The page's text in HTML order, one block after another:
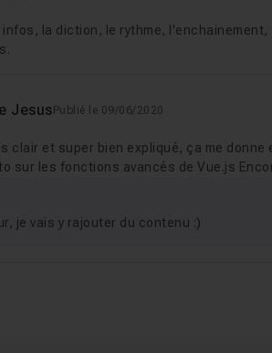
39m45
la diction, le rythme,
Jesus Publié le 09/06/2020
clair et super bien expliqué, ça me donne
sur les fonctions avancés de Vue.js
je vais y rajouter du contenu :)